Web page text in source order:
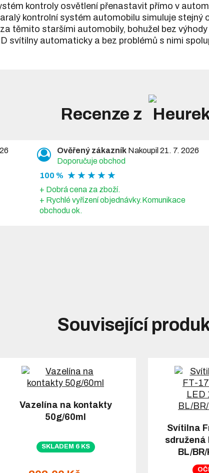
kontroly osvětlení přenastavit přímo v
kontrolní systém automobilu simuluje stejný
těmito staršími automobily, bohužel bez
svítilny automaticky a bez problémů s nimi
Recenze z
Ověřený zákazníkNakoupil 21. 7. 2026
Doporučuje obchod
100 % ★ ★ ★ ★ ★
+ Dobrá cena za zboží.
+ Rychlé vyřízení objednávky.Komunikace
obchodu ok.
Související
Vazelína na kontakty
50g/60ml
SKLADEM 6 KS
Svítilna
sdružená
BL/